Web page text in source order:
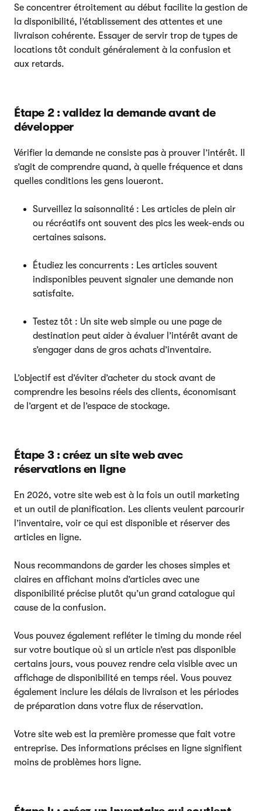
Se concentrer étroitement au début facilite la gestion de
la disponibilité, l’établissement des attentes et une
livraison cohérente. Essayer de servir trop de types de
locations tôt conduit généralement à la confusion et
aux retards.
Étape 2 : validez la demande avant de
développer
Vérifier la demande ne consiste pas à prouver l’intérêt. Il
s’agit de comprendre quand, à quelle fréquence et dans
quelles conditions les gens loueront.
Surveillez la saisonnalité : Les articles de plein air
ou récréatifs ont souvent des pics les week-ends ou
certaines saisons.
Étudiez les concurrents : Les articles souvent
indisponibles peuvent signaler une demande non
satisfaite.
Testez tôt : Un site web simple ou une page de
destination peut aider à évaluer l’intérêt avant de
s’engager dans de gros achats d’inventaire.
L’objectif est d’éviter d’acheter du stock avant de
comprendre les besoins réels des clients, économisant
de l’argent et de l’espace de stockage.
Étape 3 : créez un site web avec
réservations en ligne
En 2026, votre site web est à la fois un outil marketing
et un outil de planification. Les clients veulent parcourir
l’inventaire, voir ce qui est disponible et réserver des
articles en ligne.
Nous recommandons de garder les choses simples et
claires en affichant moins d’articles avec une
disponibilité précise plutôt qu’un grand catalogue qui
cause de la confusion.
Vous pouvez également refléter le timing du monde réel
sur votre boutique où si un article n’est pas disponible
certains jours, vous pouvez rendre cela visible avec un
affichage de disponibilité en temps réel. Vous pouvez
également inclure les délais de livraison et les périodes
de préparation dans votre flux de réservation.
Votre site web est la première promesse que fait votre
entreprise. Des informations précises en ligne signifient
moins de problèmes hors ligne.